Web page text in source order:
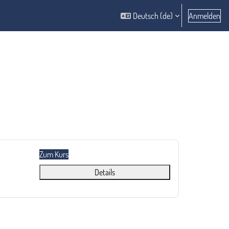
Deutsch ‎(de)‎ Anmelden
Zum Kurs
Details